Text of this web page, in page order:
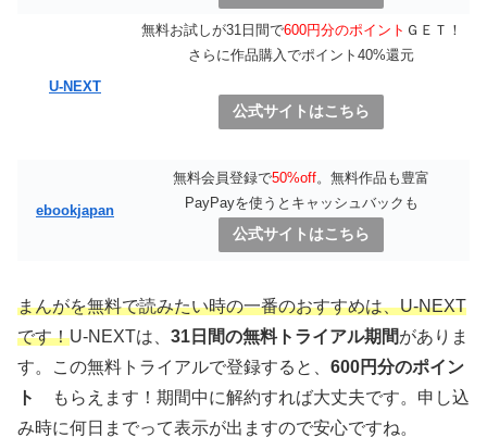
U-NEXT
無料お試しが31日間で600円分のポイント ＧＥＴ！
さらに作品購入でポイント40%還元
公式サイトはこちら
ebookjapan
無料会員登録で50%off。無料作品も豊富
PayPayを使うとキャッシュバックも
公式サイトはこちら
まんがを無料で読みたい時の一番のおすすめは、U-NEXT
です！U-NEXTは、 31日間の無料トライアル期間がありま
す。この無料トライアルで登録すると、 600円分のポイン
ト
もらえます！期間中に解約すれば大丈夫です。申し込
み時に何日までって表示が出ますので安心ですね。